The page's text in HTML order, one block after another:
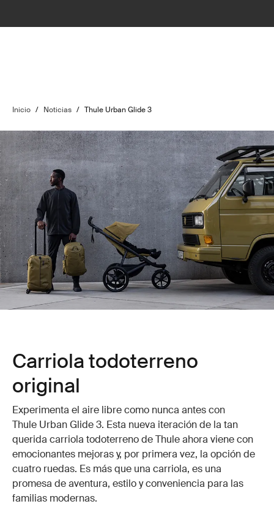
Inicio / Noticias / Thule Urban Glide 3
Carriola todoterreno
original
Experimenta el aire libre como nunca antes con
Thule Urban Glide 3. Esta nueva iteración de la tan
querida carriola todoterreno de Thule ahora viene con
emocionantes mejoras y, por primera vez, la opción de
cuatro ruedas. Es más que una carriola, es una
promesa de aventura, estilo y conveniencia para las
familias modernas.